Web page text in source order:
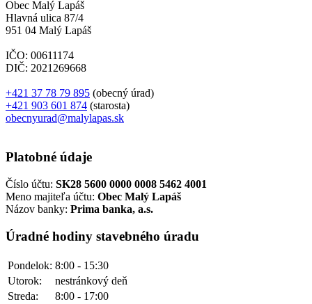
Obec Malý Lapáš
Hlavná ulica 87/4
951 04 Malý Lapáš
IČO: 00611174
DIČ: 2021269668
+421 37 78 79 895 (obecný úrad)
+421 903 601 874 (starosta)
obecnyurad@malylapas.sk
Platobné údaje
Číslo účtu: SK28 5600 0000 0008 5462 4001
Meno majiteľa účtu: Obec Malý Lapáš
Názov banky: Prima banka, a.s.
Úradné hodiny stavebného úradu
Pondelok: 8:00 - 15:30
Utorok:
nestránkový deň
Streda:
8:00 - 17:00